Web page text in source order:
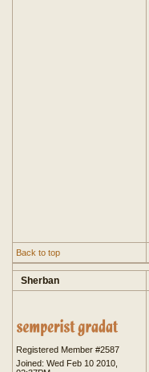
Back to top
Sherban
Registered Member #2587
Joined: Wed Feb 10 2010,